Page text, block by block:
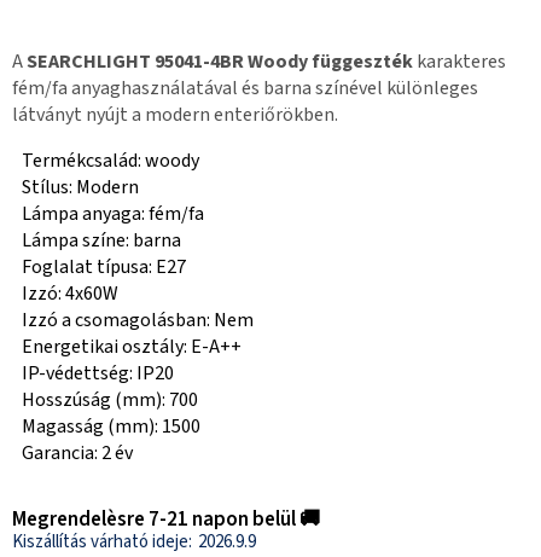
ASEARCHLIGHT 95041-4BR Woody függesztékkarakteres
fém/fa anyaghasználatával és barna színével különleges
látványt nyújt a modern enteriőrökben.
Termékcsalád: woody
Stílus: Modern
Lámpa anyaga: fém/fa
Lámpa színe: barna
Foglalat típusa: E27
Izzó: 4x60W
Izzó a csomagolásban: Nem
Energetikai osztály: E-A++
IP-védettség: IP20
Hosszúság (mm): 700
Magasság (mm): 1500
Garancia: 2 év
Megrendelèsre 7-21 napon belül 🚚
2026.9.9